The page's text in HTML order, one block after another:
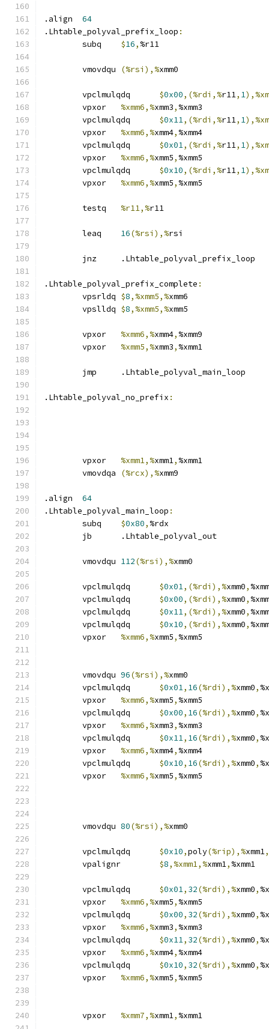
64
.Lhtable_polyval_prefix_loop :
$16, %r11
(%rsi),%xmm0
$0x00,(%rdi,%r11, 1
%xmm6,%xmm3, %xmm3
$0x11,(%rdi,%r11, 1
%xmm6,%xmm4, %xmm4
$0x01,(%rdi,%r11, 1
%xmm6,%xmm5, %xmm5
$0x10,(%rdi,%r11, 1
%xmm6,%xmm5, %xmm5
%r11,%r11
16(%rsi),%rsi
	jnz	.Lhtable_polyval_prefix_loop
.Lhtable_polyval_prefix_complete :
$8,%xmm5,%xmm6
$8,%xmm5,%xmm5
%xmm6,%xmm4, %xmm9
%xmm5,%xmm3, %xmm1
	jmp	.Lhtable_polyval_main_loop
.Lhtable_polyval_no_prefix :
%xmm1,%xmm1, %xmm1
(%rcx),%xmm9
64
.Lhtable_polyval_main_loop :
$0x80, %rdx
	jb	.Lhtable_polyval_out
112(%rsi),%xmm0
$0x01,(%rdi),%xmm0,
$0x00,(%rdi),%xmm0,
$0x11,(%rdi),%xmm0,
$0x10,(%rdi),%xmm0,
%xmm6,%xmm5, %xmm5
96(%rsi),%xmm0
$0x01, 16(%rdi),%xmm0,
%xmm6,%xmm5, %xmm5
$0x00, 16(%rdi),%xmm0,
%xmm6,%xmm3, %xmm3
$0x11, 16(%rdi),%xmm0,
%xmm6,%xmm4, %xmm4
$0x10, 16(%rdi),%xmm0,
%xmm6,%xmm5, %xmm5
80(%rsi),%xmm0
$0x10,poly(%rip),%xmm1,
$8,%xmm1,%xmm1, %xmm1
$0x01, 32(%rdi),%xmm0,
%xmm6,%xmm5, %xmm5
$0x00, 32(%rdi),%xmm0,
%xmm6,%xmm3, %xmm3
$0x11, 32(%rdi),%xmm0,
%xmm6,%xmm4, %xmm4
$0x10, 32(%rdi),%xmm0,
%xmm6,%xmm5, %xmm5
%xmm7,%xmm1, %xmm1